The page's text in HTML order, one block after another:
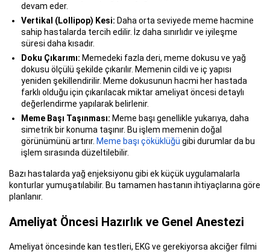
devam eder.
Vertikal (Lollipop) Kesi: Daha orta seviyede meme hacmine
sahip hastalarda tercih edilir. İz daha sınırlıdır ve iyileşme
süresi daha kısadır.
Doku Çıkarımı: Memedeki fazla deri, meme dokusu ve yağ
dokusu ölçülü şekilde çıkarılır. Memenin cildi ve iç yapısı
yeniden şekillendirilir. Meme dokusunun hacmi her hastada
farklı olduğu için çıkarılacak miktar ameliyat öncesi detaylı
değerlendirme yapılarak belirlenir.
Meme Başı Taşınması: Meme başı genellikle yukarıya, daha
simetrik bir konuma taşınır. Bu işlem memenin doğal
görünümünü artırır. Meme başı çöküklüğü gibi durumlar da bu
işlem sırasında düzeltilebilir.
Bazı hastalarda yağ enjeksiyonu gibi ek küçük uygulamalarla
konturlar yumuşatılabilir. Bu tamamen hastanın ihtiyaçlarına göre
planlanır.
Ameliyat Öncesi Hazırlık ve Genel Anestezi
Ameliyat öncesinde kan testleri, EKG ve gerekiyorsa akciğer filmi